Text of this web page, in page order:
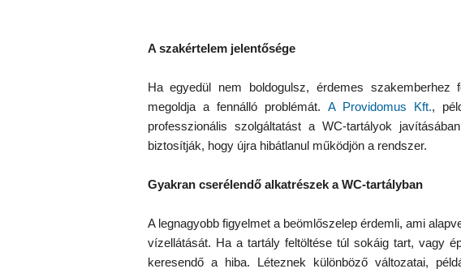
A szakértelem jelentősége
Ha egyedül nem boldogulsz, érdemes
megoldja a fennálló problémát. A Providomus Kft.,
professzionális szolgáltatást a WC-tartályok
biztosítják, hogy újra hibátlanul működjön a rendszer.
Gyakran cserélendő alkatrészek a WC-tartályban
A legnagyobb figyelmet a beömlőszelep érdemli, ami
vízellátását. Ha a tartály feltöltése túl sokáig tart, vagy
keresendő a hiba. Léteznek különböző változatai,